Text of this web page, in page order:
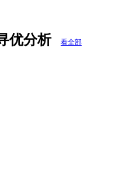
优分析 看全部